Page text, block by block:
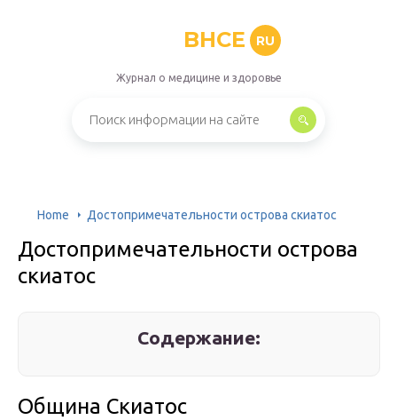
BHCE RU
Журнал о медицине и здоровье
Home Достопримечательности острова скиатос
Достопримечательности острова
скиатос
Содержание:
Община Скиатос